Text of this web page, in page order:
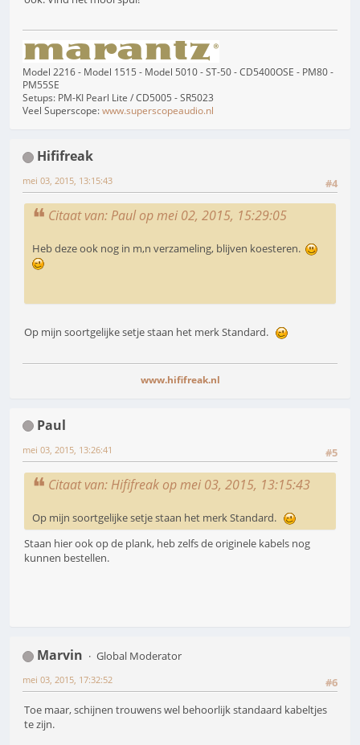
Model 2216 - Model 1515 - Model 5010 - ST-50 - CD5400OSE - PM80 -
PM55SE
Setups: PM-KI Pearl Lite / CD5005 - SR5023
Veel Superscope:www.superscopeaudio.nl
Hififreak
#4
mei 03, 2015, 13:15:43
Citaat van: Paul op mei 02, 2015, 15:29:05
Heb deze ook nog in m,n verzameling, blijven koesteren.
Op mijn soortgelijke setje staan het merk Standard.
www.hififreak.nl
Paul
#5
mei 03, 2015, 13:26:41
Citaat van: Hififreak op mei 03, 2015, 13:15:43
Op mijn soortgelijke setje staan het merk Standard.
Staan hier ook op de plank, heb zelfs de originele kabels nog
kunnen bestellen.
Marvin
Global Moderator
#6
mei 03, 2015, 17:32:52
Toe maar, schijnen trouwens wel behoorlijk standaard kabeltjes
te zijn.